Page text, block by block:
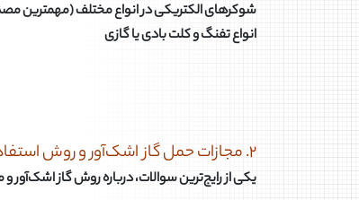
شوکرهای الکتریکی در انواع مختلف (مهمترین
انواع تفنگ و کلت بادی یا گازی
۲. مجازات حمل گاز اشک‌آور و روش استفاده از آن
یکی از رایج‌ترین سوالات، درباره روش گاز